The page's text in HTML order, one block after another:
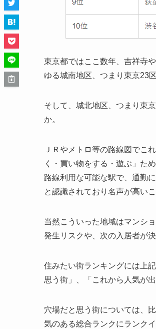
東京都ではここ数年、吉祥寺
ゆる城南地区、つまり東京23
そして、城北地区、つまり東
か。
ＪＲやメトロ等の路線図でこ
く・買い物をする・遊ぶ」た
路線利用な可能な駅で、通勤
と認識されており名声が高い
当然こういった地域はマンシ
発生リスクや、次の入居者が
住みたい街ランキングには上
思う街」、「これから人気が
穴場だと思う街については、
気のある総合ランクにランク